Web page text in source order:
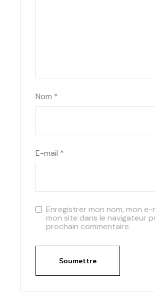
Nom *
E-mail *
Enregistrer mon nom, mon e-
mon site dans le navigateur
prochain commentaire.
Soumettre